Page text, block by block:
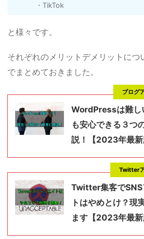
・TikTok
と様々です。
それぞれのメリットデメリットにつ
でまとめておきました。
WordPressは難し
も安心できる３つ
説！【2023年最新
ブログ
Twitter集客でSNS
トはやめとけ？現
ます【2023年最新
Twitter